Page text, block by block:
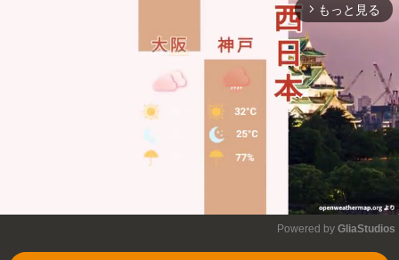
Mute
arrow_forward_ios もっと見る
Powered by GliaStudios